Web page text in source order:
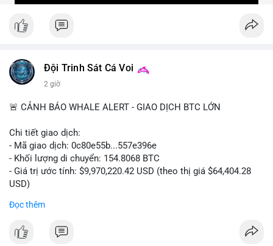
Đội Trinh Sát Cá Voi
2 giờ
🚨 CẢNH BÁO WHALE ALERT - GIAO DỊCH BTC LỚN
Chi tiết giao dịch:
- Mã giao dịch: 0c80e55b...557e396e
- Khối lượng di chuyển: 154.8068 BTC
- Giá trị ước tính: $9,970,220.42 USD (theo thị giá $64,404.28
USD)
xác nhận di chuyển trong mempool. Với quy mô này, khả năng
Đọc thêm